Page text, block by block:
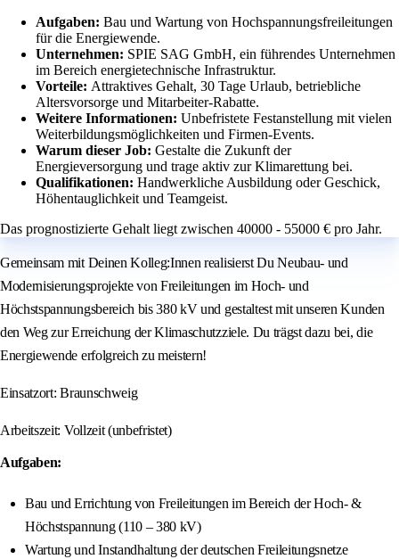
Aufgaben: Bau und Wartung von Hochspannungsfreileitungen
für die Energiewende.
Unternehmen: SPIE SAG GmbH, ein führendes Unternehmen
im Bereich energietechnische Infrastruktur.
Vorteile: Attraktives Gehalt, 30 Tage Urlaub, betriebliche
Altersvorsorge und Mitarbeiter-Rabatte.
Weitere Informationen: Unbefristete Festanstellung mit vielen
Weiterbildungsmöglichkeiten und Firmen-Events.
Warum dieser Job: Gestalte die Zukunft der
Energieversorgung und trage aktiv zur Klimarettung bei.
Qualifikationen: Handwerkliche Ausbildung oder Geschick,
Höhentauglichkeit und Teamgeist.
Das prognostizierte Gehalt liegt zwischen 40000 - 55000 € pro Jahr.
Gemeinsam mit Deinen Kolleg:Innen realisierst Du Neubau- und
Modernisierungsprojekte von Freileitungen im Hoch- und
Höchstspannungsbereich bis 380 kV und gestaltest mit unseren Kunden
den Weg zur Erreichung der Klimaschutzziele. Du trägst dazu bei, die
Energiewende erfolgreich zu meistern!
Einsatzort: Braunschweig
Arbeitszeit: Vollzeit (unbefristet)
Aufgaben:
Bau und Errichtung von Freileitungen im Bereich der Hoch- &
Höchstspannung (110 – 380 kV)
Wartung und Instandhaltung der deutschen Freileitungsnetze